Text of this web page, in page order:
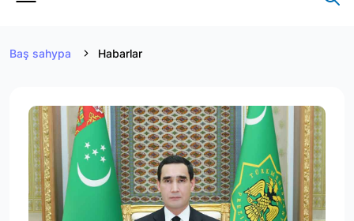
Baş sahypa Habarlar